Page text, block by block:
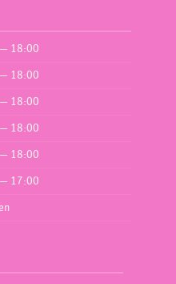
18:00
18:00
18:00
18:00
18:00
17:00